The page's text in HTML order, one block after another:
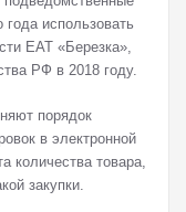
использовать
ЕАТ «Березка»,
РФ в 2018 году.
порядок
в электронной
товара,
закупки.